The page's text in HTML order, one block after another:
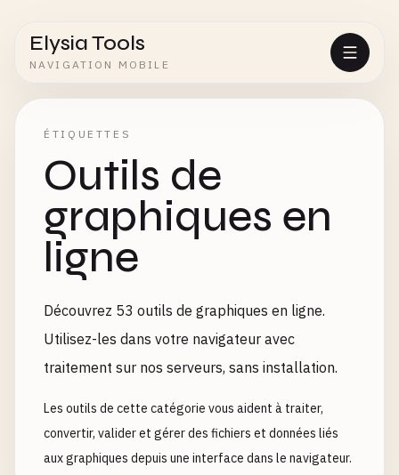
Elysia Tools
NAVIGATION MOBILE
ÉTIQUETTES
Outils de
graphiques en
ligne
Découvrez 53 outils de graphiques en ligne.
Utilisez-les dans votre navigateur avec
traitement sur nos serveurs, sans installation.
Les outils de cette catégorie vous aident à traiter,
convertir, valider et gérer des fichiers et données liés
aux graphiques depuis une interface dans le navigateur.